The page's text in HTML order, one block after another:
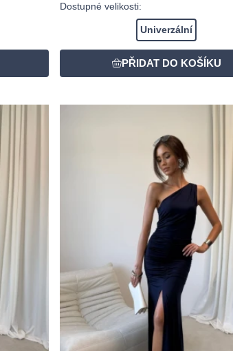
Dostupné velikosti:
Univerzální